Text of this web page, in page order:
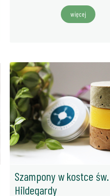
więcej
Szampony w kostce św.
Hildegardy
10-2025
- Hildegardiański lek na
Więcej